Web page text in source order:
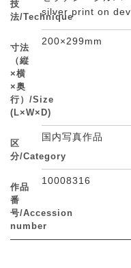
技
法/Techniquesilver print on
寸法
（縦
×横
×奥
行）/Size
(L×W×D)
200×299mm
区
分/Category
国内写真作品
作品
番
号/Accession
number
10008316